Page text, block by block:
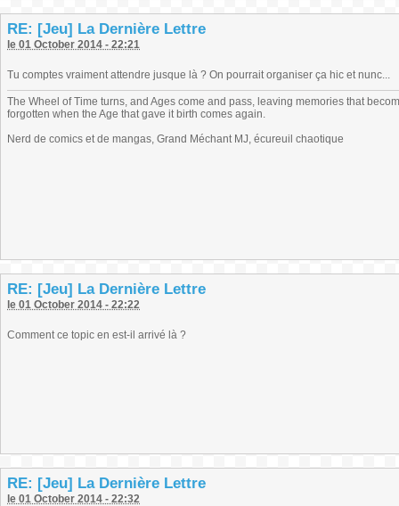
RE: [Jeu] La Dernière Lettre
le 01 October 2014 - 22:21
Tu comptes vraiment attendre jusque là ? On pourrait organiser ça hic et nunc...
The Wheel of Time turns, and Ages come and pass, leaving memories that
forgotten when the Age that gave it birth comes again.
Nerd de comics et de mangas, Grand Méchant MJ, écureuil chaotique
RE: [Jeu] La Dernière Lettre
le 01 October 2014 - 22:22
Comment ce topic en est-il arrivé là ?
RE: [Jeu] La Dernière Lettre
le 01 October 2014 - 22:32